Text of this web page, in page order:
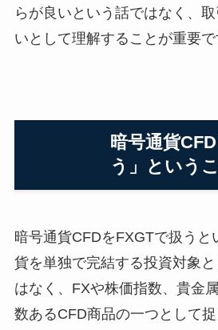
らが良いという話ではなく、
いとして理解することが重要で
暗号通貨
う」という
暗号通貨CFDをFXGTで扱うと
貨を単独で完結する投資対象
はなく、FXや株価指数、貴金
数あるCFD商品の一つとして